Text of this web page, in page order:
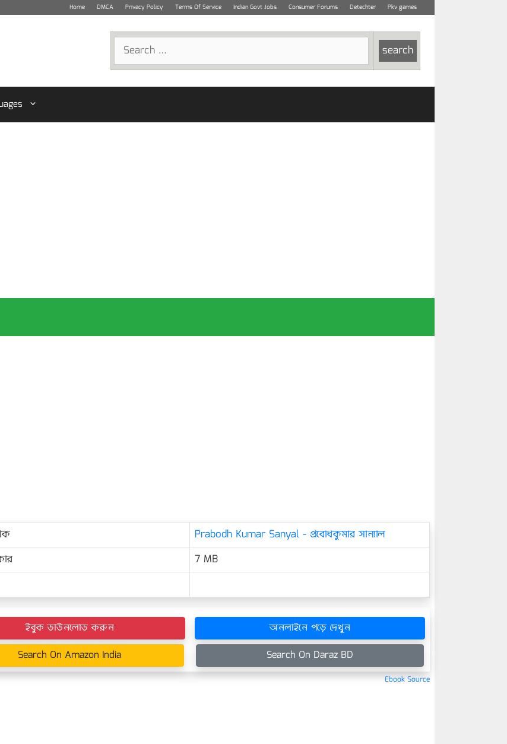
Home DMCA Privacy Policy Terms Of Service Indian Govt Jobs Consumer Forums Detechter Pkv games
Search
for:
Prabodh Kumar Sanyal - প্রবোধকুমার সান্যাল
7 MB
ইবুক ডাউনলোড করুন
অনলাইনে পড়ে দেখুন
Search On Amazon India
Search On Daraz BD
Ebook Source